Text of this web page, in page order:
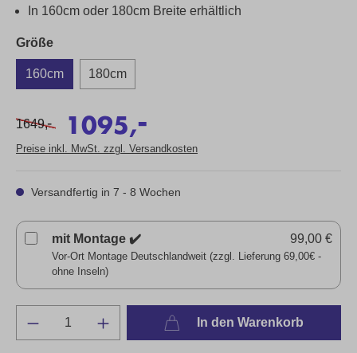
In 160cm oder 180cm Breite erhältlich
Größe
160cm 180cm
1649,- 1095,
-
Preise inkl. MwSt. zzgl. Versandkosten
Versandfertig in 7 - 8 Wochen
mit Montage ✔️
Vor-Ort Montage Deutschlandweit (zzgl. Lieferung 69,00€ -
ohne Inseln)
99,00 €
In den Warenkorb